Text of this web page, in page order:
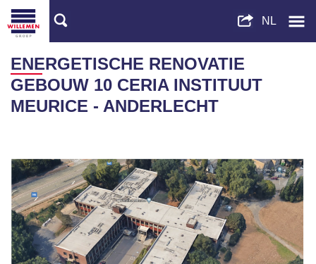
ENERGETISCHE RENOVATIE
GEBOUW 10 CERIA INSTITUUT
MEURICE - ANDERLECHT